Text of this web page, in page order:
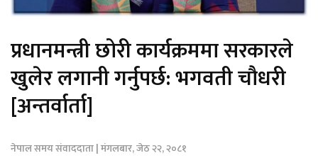
प्रधानमन्त्री छोरी कार्यक्रममा सरकारले
खुलेर लगानी गर्नुपर्छ: भगवती चौधरी
[अन्तर्वार्ता]
नेपाल समय संवाददाता | मंगलबार, जेठ २२, २०८१